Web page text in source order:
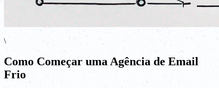
\
Como Começar uma Agência de Email
Frio